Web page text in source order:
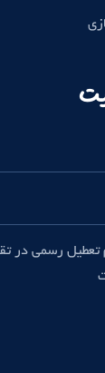
تعطیل رسمی در